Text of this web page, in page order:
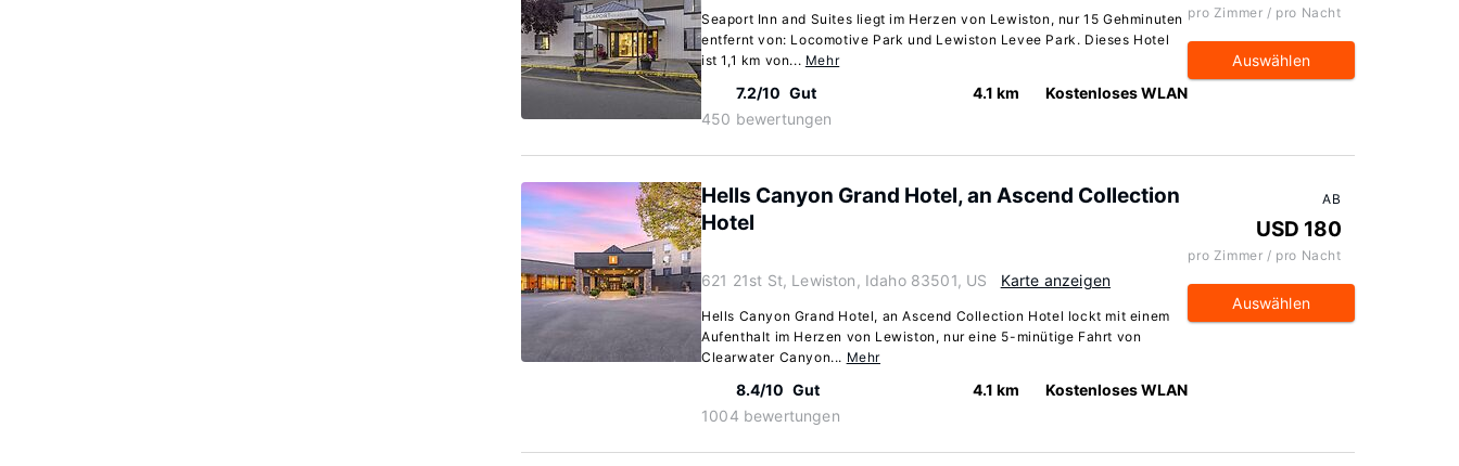
Seaport Inn and Suites liegt im Herzen von Lewiston, nur 15 Gehminuten
entfernt von: Locomotive Park und Lewiston Levee Park. Dieses Hotel
ist 1,1 km von... Mehr
7.2/10 Gut
450 bewertungen
4.1 km Kostenloses WLAN
pro Zimmer / pro Nacht
Auswählen
Hells Canyon Grand Hotel, an Ascend Collection
Hotel
621 21st St, Lewiston, Idaho 83501, US Karte anzeigen
Hells Canyon Grand Hotel, an Ascend Collection Hotel lockt mit einem
Aufenthalt im Herzen von Lewiston, nur eine 5-minütige Fahrt von
Clearwater Canyon... Mehr
8.4/10 Gut
1004 bewertungen
4.1 km Kostenloses WLAN
AB
USD 180
pro Zimmer / pro Nacht
Auswählen